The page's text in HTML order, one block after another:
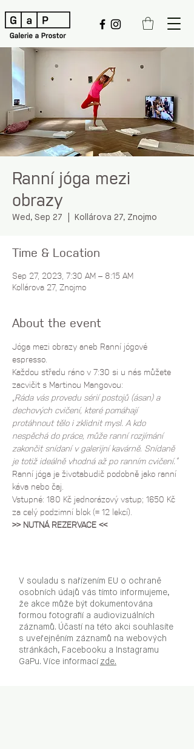
Ranní jóga mezi
obrazy
Wed, Sep 27 Kollárova 27, Znojmo
Time & Location
Sep 27, 2023, 7:30 AM – 8:15 AM
Kollárova 27, Znojmo
About the event
Jóga mezi obrazy aneb Ranní jógové
espresso.
Každou středu ráno v 7:30 si u nás můžete
zacvičit s Martinou Mangovou:
„Ráda vás provedu sérií postojů (ásan) a
dechových cvičení, které pomáhají
protáhnout tělo i zklidnit mysl. A kdo
nespěchá do práce, může ranní rozjímání
zakončit snídaní v galerijní kavárně. Snídaně
je totiž ideálně vhodná až po ranním cvičení.“
Ranní jóga je životabudič podobně jako ranní
káva nebo čaj.
Vstupné: 180 Kč jednorázový vstup; 1650 Kč
za celý podzimní blok (= 12 lekcí).
>> NUTNÁ REZERVACE <<
V souladu s nařízením EU o ochraně
osobních údajů vás tímto informujeme,
že akce může být dokumentována
formou fotografií a audiovizuálních
záznamů. Účastí na této akci souhlasíte
s uveřejněním záznamů na webových
stránkách, Facebooku a Instagramu
GaPu. Více informací zde.